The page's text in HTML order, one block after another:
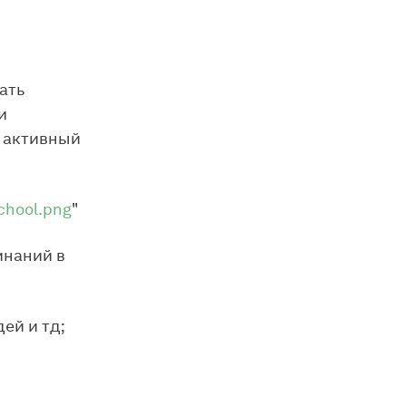
активный
"
в
и тд;